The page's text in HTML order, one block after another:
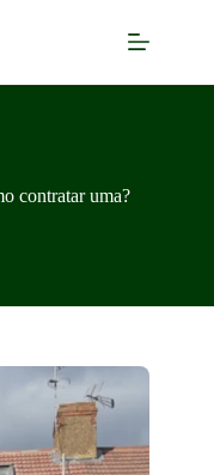
contratar uma?